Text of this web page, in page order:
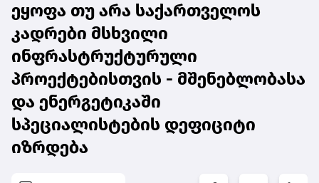
ეყოფა თუ არა საქართველოს
კადრები მსხვილი
ინფრასტრუქტურული
პროექტებისთვის - მშენებლობასა
და ენერგეტიკაში
სპეციალისტების დეფიციტი
იზრდება